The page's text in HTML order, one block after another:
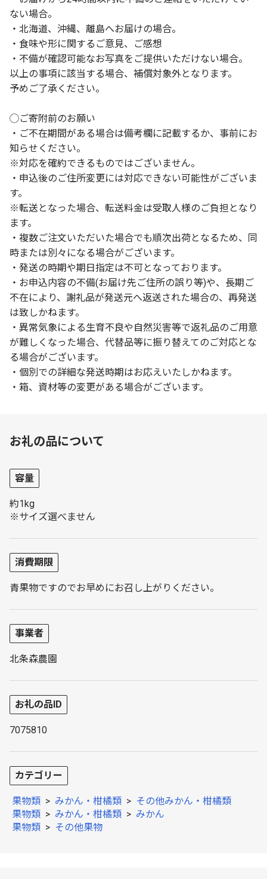
ない場合。
・北海道、沖縄、離島へお届けの場合。
・食味や形に関するご意見、ご感想
・不備が確認可能なお写真をご提供いただけない場合。
以上の事項に該当する場合、補償対象外となります。
予めご了承ください。
◯ご寄附前のお願い
・ご不在期間がある場合は備考欄に記載するか、事前にお
知らせください。
※対応を確約できるものではございません。
・申込後のご住所変更には対応できない可能性がございま
す。
※転送となった場合、転送料金は受取人様のご負担となり
ます。
・複数ご注文いただいた場合でも順次出荷となるため、同
時または別々になる場合がございます。
・発送の時期や期日指定は不可となっております。
・お申込内容の不備(お届け先ご住所の誤り等)や、長期ご
不在により、謝礼品が発送元へ返送された場合の、再発送
は致しかねます。
・異常気象による生育不良や自然災害等で返礼品のご用意
が難しくなった場合、代替品等に振り替えてのご対応とな
る場合がございます。
・個別での詳細な発送時期はお応えいたしかねます。
・箱、資材等の変更がある場合がございます。
お礼の品について
容量
約1kg
※サイズ選べません
消費期限
青果物ですのでお早めにお召し上がりください。
事業者
北条森農園
お礼の品ID
7075810
カテゴリー
果物類 > みかん・柑橘類 > その他みかん・柑橘類
果物類 > みかん・柑橘類 > みかん
果物類 > その他果物